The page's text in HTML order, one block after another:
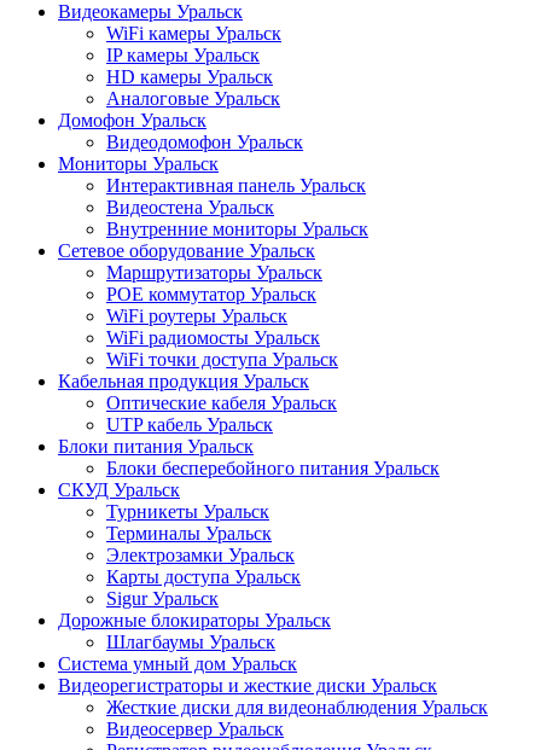
Видеокамеры Уральск
WiFi камеры Уральск
IP камеры Уральск
HD камеры Уральск
Аналоговые Уральск
Домофон Уральск
Видеодомофон Уральск
Мониторы Уральск
Интерактивная панель Уральск
Видеостена Уральск
Внутренние мониторы Уральск
Сетевое оборудование Уральск
Маршрутизаторы Уральск
POE коммутатор Уральск
WiFi роутеры Уральск
WiFi радиомосты Уральск
WiFi точки доступа Уральск
Кабельная продукция Уральск
Оптические кабеля Уральск
UTP кабель Уральск
Блоки питания Уральск
Блоки бесперебойного питания Уральск
СКУД Уральск
Турникеты Уральск
Терминалы Уральск
Электрозамки Уральск
Карты доступа Уральск
Sigur Уральск
Дорожные блокираторы Уральск
Шлагбаумы Уральск
Система умный дом Уральск
Видеорегистраторы и жесткие диски Уральск
Жесткие диски для видеонаблюдения Уральск
Видеосервер Уральск